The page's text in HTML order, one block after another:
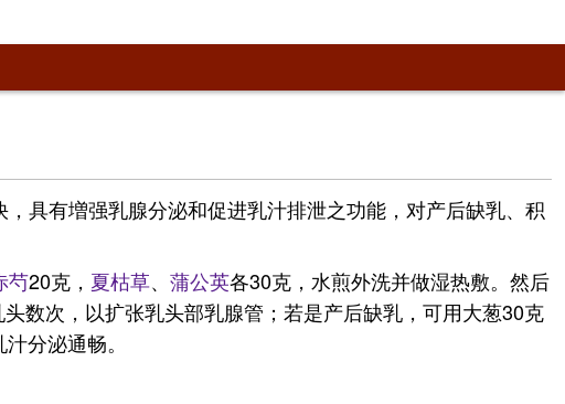
具有増强乳腺分泌和促进乳汁排泄之功能，对产后缺乳、积
芍20克， 夏枯草、 蒲公英各30克，水煎外洗并做湿热敷。然后
数次，以扩张乳头部乳腺管；若是产后缺乳，可用大葱30克
分泌通畅。